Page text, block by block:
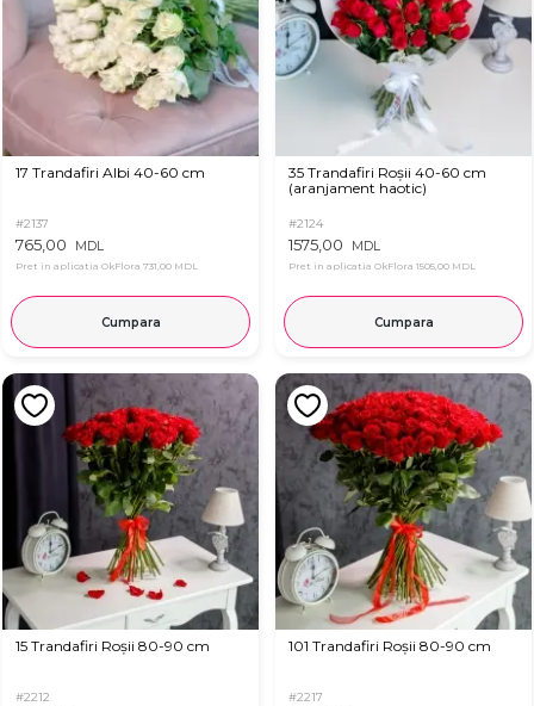
17 Trandafiri Albi 40-60 cm
#2137
765,00 MDL
Pret in aplicatia OkFlora 731,00 MDL
Cumpara
35 Trandafiri Roșii 40-60 cm
(aranjament haotic)
#2124
1575,00 MDL
Pret in aplicatia OkFlora 1505,00 MDL
Cumpara
15 Trandafiri Roșii 80-90 cm
#2212
101 Trandafiri Roșii 80-90 cm
#2217